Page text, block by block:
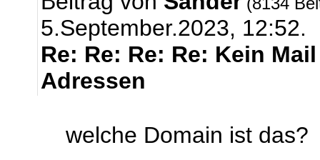
5.September.2023, 12:52.
Re: Re: Re: Re: Kein
Adressen
welche Domain ist das?